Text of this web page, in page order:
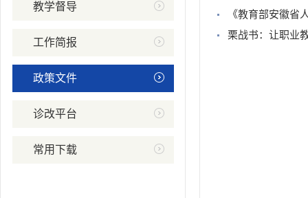
教学督导
工作简报
政策文件
诊改平台
常用下载
《教育部安徽省
栗战书：让职业